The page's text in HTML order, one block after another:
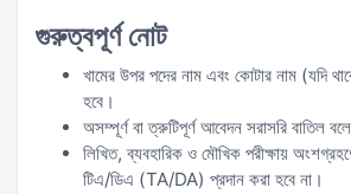
গুরুত্বপূর্ণ নোট
খামের উপর পদের নাম এবং কোটার নাম (যদি
হবে।
অসম্পূর্ণ বা ত্রুটিপূর্ণ আবেদন সরাসরি বাতিল
লিখিত, ব্যবহারিক ও মৌখিক পরীক্ষায়
টিএ/ডিএ (TA/DA) প্রদান করা হবে না।